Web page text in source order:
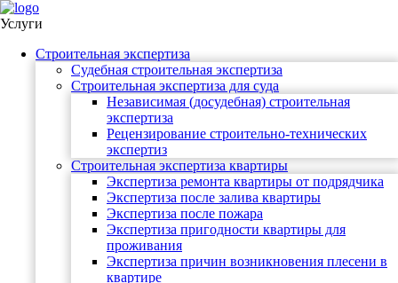
Услуги
Строительная экспертиза
Судебная строительная экспертиза
Строительная экспертиза для суда
Независимая (досудебная) строительная
экспертиза
Рецензирование строительно-технических
экспертиз
Строительная экспертиза квартиры
Экспертиза ремонта квартиры от подрядчика
Экспертиза после залива квартиры
Экспертиза после пожара
Экспертиза пригодности квартиры для
проживания
Экспертиза причин возникновения плесени в
квартире